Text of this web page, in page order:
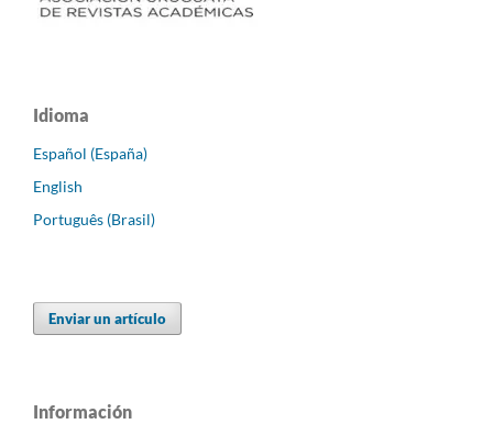
Idioma
Español (España)
English
Português (Brasil)
Enviar un artículo
Información